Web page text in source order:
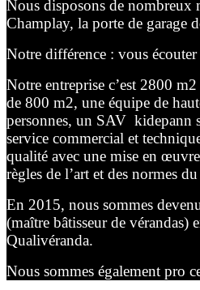
Nous disposons de nombreux
Champlay, la porte de garage
Notre différence : vous
Notre entreprise c’est 2800
de 800 m2, une équipe de
personnes, un SAV kidepann
service commercial et
qualité avec une mise en
règles de l’art et des normes
En 2015, nous sommes
(maître bâtisseur de vérandas)
Qualivéranda.
Nous sommes également pro